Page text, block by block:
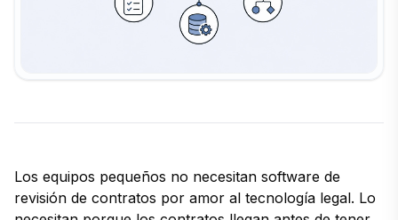
Los equipos pequeños no necesitan software de
revisión de contratos por amor al tecnología legal. Lo